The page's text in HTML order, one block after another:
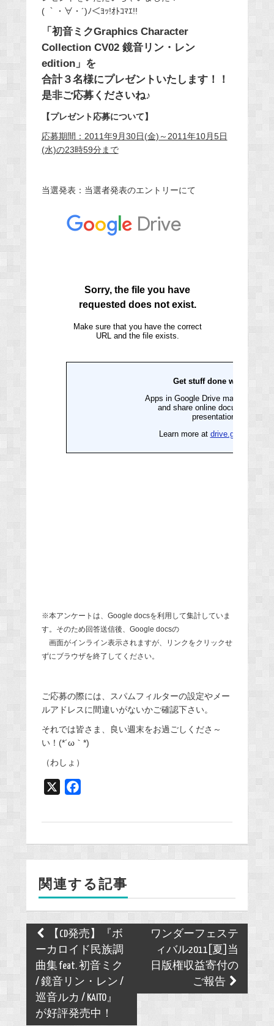
( ｀・∀・´)ﾉ＜ﾖｯ!ｵﾄｺﾏｴ!!
「初音ミクGraphics Character
Collection CV02 鏡音リン・レン
edition」を
合計３名様にプレゼントいたします！！
是非ご応募くださいね♪
【プレゼント応募について】
応募期間：2011年9月30日(金)～2011年10月5日
(水)の23時59分まで
当選発表：当選者発表のエントリーにて
※本アンケートは、Google docsを利用して集計していま
す。そのため回答送信後、Google docsの
画面がインライン表示されますが、リンクをクリックせ
ずにブラウザを終了してください。
ご応募の際には、スパムフィルターの設定やメー
ルアドレスに間違いがないかご確認下さい。
それでは皆さま、良い週末をお過ごしくださ～
い！(*´ω｀*)
（わしょ）
o
k
関連する記事
Post
navigation
【CD発売】『ボ
ーカロイド民族調
曲集 feat. 初音ミク
/ 鏡音リン・レン /
巡音ルカ / KAITO』
が好評発売中！
ワンダーフェステ
ィバル2011[夏]当
日版権収益寄付の
ご報告